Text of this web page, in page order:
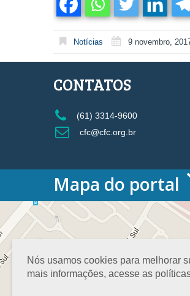
Notícias 9 novembro,
Nós usamos cookies para melhorar
mais informações, acesse as
CONTATOS
(61) 3314-9600
cfc@cfc.org.br
Mapa do portal
HOME
O CONSELHO
Conselho Diretor
Planejamento
Organograma